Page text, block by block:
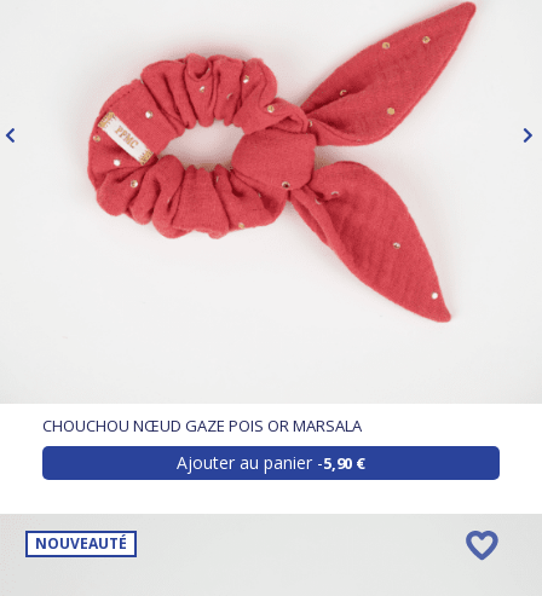
CHOUCHOU NŒUD GAZE POIS OR MARSALA
Ajouter au panier 5,90 €
NOUVEAUTÉ